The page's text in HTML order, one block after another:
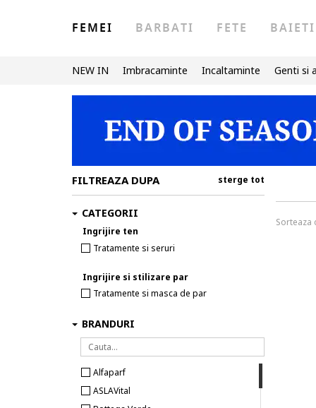
FEMEI BARBATI FETE BAIETI
NEW IN Imbracaminte Incaltaminte Genti si
Sorteaza
FILTREAZA DUPA sterge tot
CATEGORII
Ingrijire ten
Tratamente si seruri
Ingrijire si stilizare par
Tratamente si masca de par
BRANDURI
Alfaparf
ASLAVital